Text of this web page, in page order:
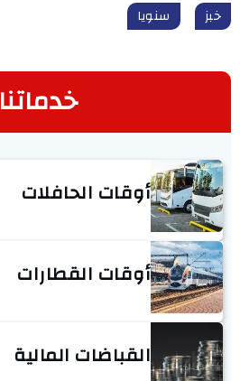
خبز
سنويا
خدماتنا
أوقات الحافلات
أوقات القطارات
القباضات المالية